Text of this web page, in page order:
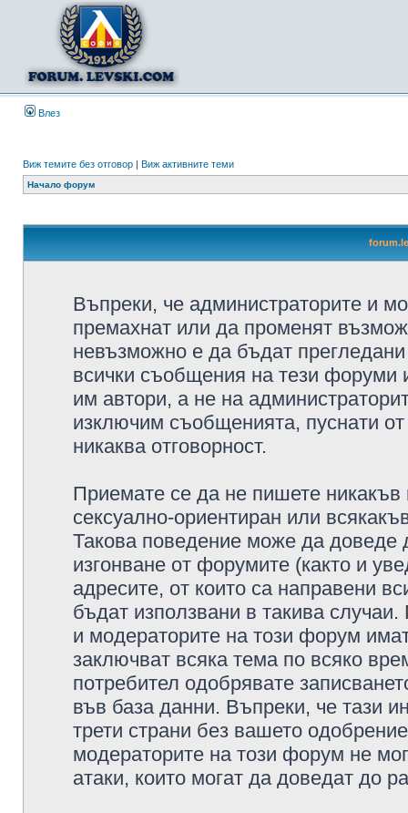
Влез
Виж темите без отговор | Виж активните теми
Начало форум
Въпреки, че администраторите и
премахнат или да променят
невъзможно е да бъдат
всички съобщения на тези форуми
им автори, а не на
изключим съобщенията, пуснати
никаква отговорност.
Приемате се да не пишете никакъв
сексуално-ориентиран или
Такова поведение може да доведе
изгонване от форумите (както и
адресите, от които са направени
бъдат използвани в такива
и модераторите на този форум
заключват всяка тема по всяко
потребител одобрявате
във база данни. Въпреки, че тази
трети страни без вашето
модераторите на този форум не
атаки, които могат да доведат до